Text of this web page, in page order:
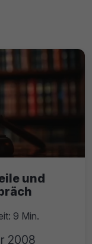
und
9 Min.
2008